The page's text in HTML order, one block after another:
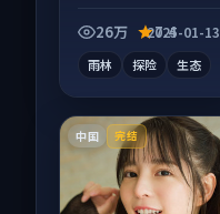
大屏端观看，细节更
26万 7.4
2025-01-13
雨林 探险 生态
中国 完结